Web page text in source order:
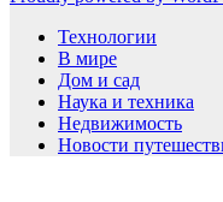
Технологии
В мире
Дом и сад
Наука и техника
Недвижимость
Новости